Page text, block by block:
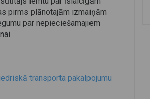
pirms plānotajām izmaiņām
par nepieciešamajiem
transporta pakalpojumu